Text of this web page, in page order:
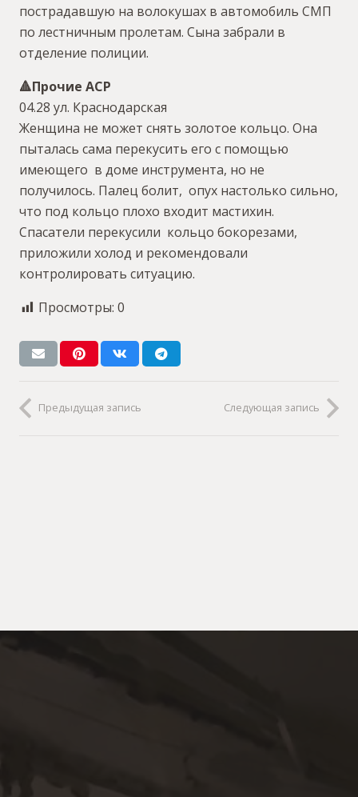
пострадавшую на волокушах в автомобиль СМП
по лестничным пролетам. Сына забрали в
отделение полиции.
🔺️Прочие АСР
04.28 ул. Краснодарская
Женщина не может снять золотое кольцо. Она
пыталась сама перекусить его с помощью
имеющего в доме инструмента, но не
получилось. Палец болит, опух настолько сильно,
что под кольцо плохо входит мастихин.
Спасатели перекусили кольцо бокорезами,
приложили холод и рекомендовали
контролировать ситуацию.
Просмотры: 0
Предыдущая запись Следующая запись